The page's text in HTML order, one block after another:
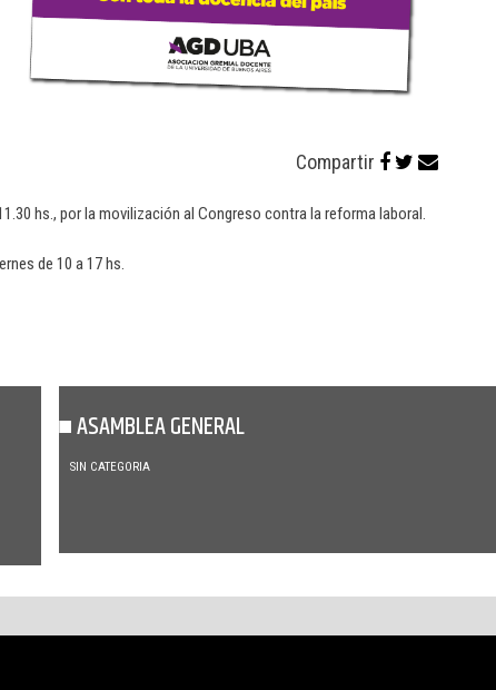
Compartir
hs., por la movilización al Congreso contra la reforma laboral.
de 10 a 17 hs.
ASAMBLEA GENERAL
SIN CATEGORIA